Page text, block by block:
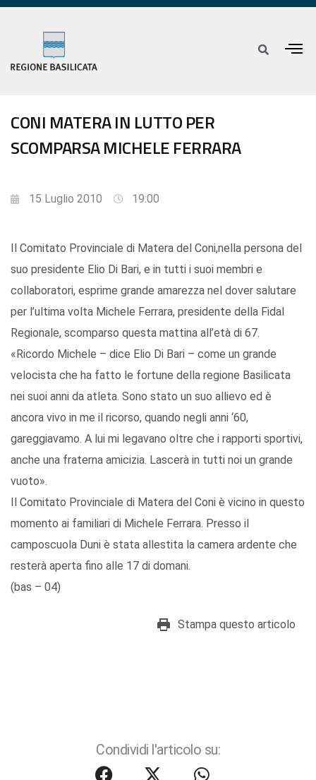
CONI MATERA IN LUTTO PER
SCOMPARSA MICHELE FERRARA
15 Luglio 2010 19:00
Il Comitato Provinciale di Matera del Coni,nella persona del
suo presidente Elio Di Bari, e in tutti i suoi membri e
collaboratori, esprime grande amarezza nel dover salutare
per l’ultima volta Michele Ferrara, presidente della Fidal
Regionale, scomparso questa mattina all’età di 67.
«Ricordo Michele – dice Elio Di Bari – come un grande
velocista che ha fatto le fortune della regione Basilicata
nei suoi anni da atleta. Sono stato un suo allievo ed è
ancora vivo in me il ricorso, quando negli anni ‘60,
gareggiavamo. A lui mi legavano oltre che i rapporti sportivi,
anche una fraterna amicizia. Lascerà in tutti noi un grande
vuoto».
Il Comitato Provinciale di Matera del Coni è vicino in questo
momento ai familiari di Michele Ferrara. Presso il
camposcuola Duni è stata allestita la camera ardente che
resterà aperta fino alle 17 di domani.
(bas – 04)
Stampa questo articolo
Condividi l'articolo su: